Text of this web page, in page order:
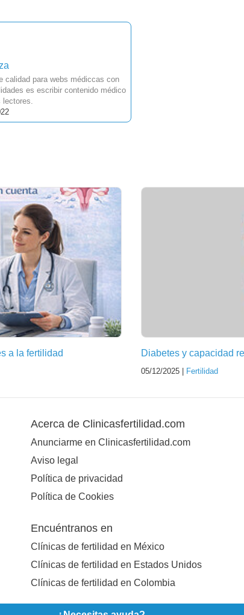
calidad para webs médiccas con
es escribir contenido médico
a la fertilidad Diabetes y capacidad
05/12/2025 | Fertilidad
Acerca de Clinicasfertilidad.com
Anunciarme en Clinicasfertilidad.com
Aviso legal
Política de privacidad
Política de Cookies
Encuéntranos en
Clínicas de fertilidad en México
Clínicas de fertilidad en Estados Unidos
Clínicas de fertilidad en Colombia